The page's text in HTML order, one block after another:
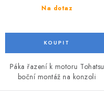
Na dotaz
Páka řazení k motoru Tohatsu
boční montáž na konzoli